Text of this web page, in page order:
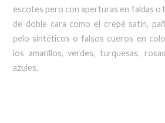
escotes pero con aperturas en faldas o
de doble cara como el crepé satín,
pelo sintéticos o falsos cueros en
los amarillos, verdes, turquesas,
azules.